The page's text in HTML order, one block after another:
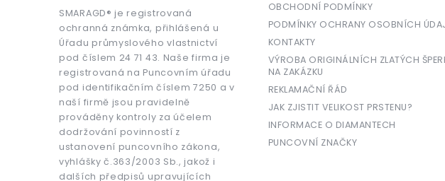
SMARAGD® je registrovaná
ochranná známka, přihlášená u
Úřadu průmyslového vlastnictví
pod číslem 24 71 43. Naše firma je
registrovaná na Puncovním úřadu
pod identifikačním číslem 7250 a v
naší firmě jsou pravidelně
prováděny kontroly za účelem
dodržování povinností z
ustanovení puncovního zákona,
vyhlášky č.363/2003 Sb., jakož i
dalších předpisů upravujících
OBCHODNÍ PODMÍNKY
PODMÍNKY OCHRANY OSOBNÍCH
KONTAKTY
VÝROBA ORIGINÁLNÍCH ZLATÝCH
NA ZAKÁZKU
REKLAMAČNÍ ŘÁD
JAK ZJISTIT VELIKOST PRSTENU?
INFORMACE O DIAMANTECH
PUNCOVNÍ ZNAČKY